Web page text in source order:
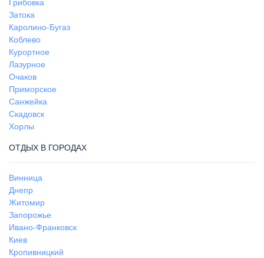
Грибовка
Затока
Каролино-Бугаз
Коблево
Курортное
Лазурное
Очаков
Приморское
Санжейка
Скадовск
Хорлы
ОТДЫХ В ГОРОДАХ
Винница
Днепр
Житомир
Запорожье
Ивано-Франковск
Киев
Кропивницкий